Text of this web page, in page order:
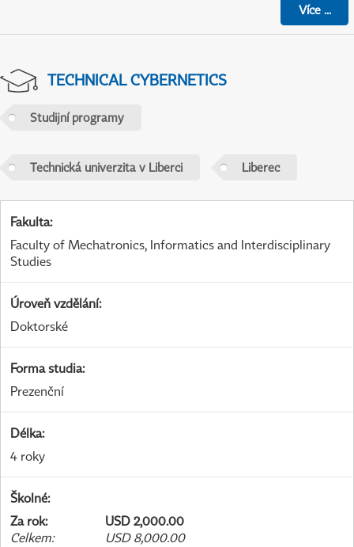
Více...
TECHNICAL CYBERNETICS
Studijní programy
Technická univerzita v Liberci Liberec
Fakulta:
Faculty of Mechatronics, Informatics and Interdisciplinary
Studies
Úroveň vzdělání:
Doktorské
Forma studia:
Prezenční
Délka:
4 roky
Školné:
Za rok:
USD 2,000.00
Celkem: USD 8,000.00